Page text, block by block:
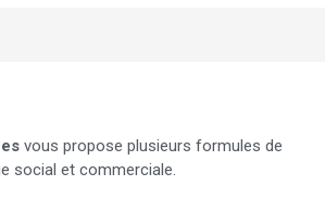
vous propose plusieurs formules de
social et commerciale.